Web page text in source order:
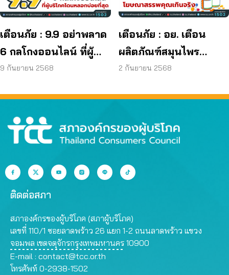
เตือนภัย : 9.9 อย่าพลาด
6 กลโกงออนไลน์ ที่ผู้
บริโภคโดนหลอกบ่อย
9 กันยายน 2568
เตือนภัย : อย. เตือน
ผลิตภัณฑ์สมุนไพร
JAPO CARE โฆษณา
2 กันยายน 2568
ติดต่อสภา
สภาองค์กรของผู้บริโภค (สภาผู้บริโภค)
เลขที่ 110/1 ซอยลาดพร้าว 26 แยก 1-2 ถนนลาดพร้าว แขวง
จอมพล เขตจตุจักรกรุงเทพมหานคร 10900
E-mail : contact@tcc.or.th
โทรศัพท์ 0-2938-1502